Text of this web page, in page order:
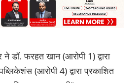
डॉ. फरहत खान (आरोपी 1) द्वारा
(आरोपी 4) द्वारा प्रकाशित